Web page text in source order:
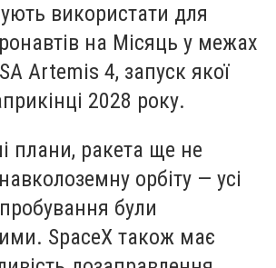
використати для
на Місяць у межах
Artemis 4, запуск якої
2028 року.
плани, ракета ще не
орбіту — усі
були
SpaceX також має